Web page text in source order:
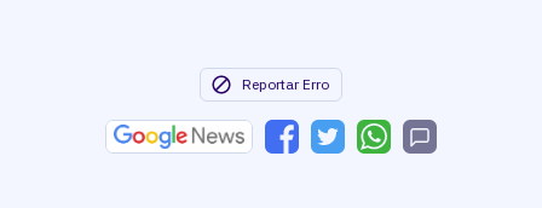
Reportar Erro